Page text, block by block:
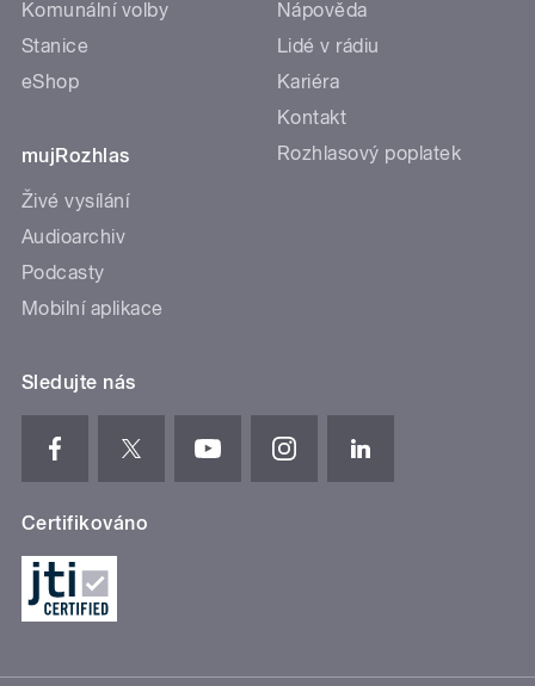
Komunální volby
Stanice
eShop
mujRozhlas
Živé vysílání
Audioarchiv
Podcasty
Mobilní aplikace
Nápověda
Lidé v rádiu
Kariéra
Kontakt
Rozhlasový poplatek
Sledujte nás
Certifikováno